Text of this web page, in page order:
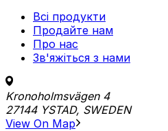
Всі продукти
Продайте нам
Про нас
Зв'яжіться з нами
Kronoholmsvägen 4
27144 YSTAD, SWEDEN
View On Map